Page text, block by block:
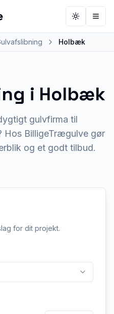
ToggleÅbn
Holbæk
i Holbæk
gulvfirma til
Hos BilligeTrægulve gør
og et godt tilbud.
for dit projekt.